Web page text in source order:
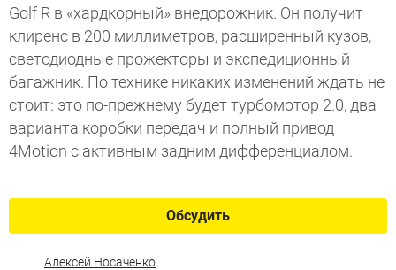
Golf R в «хардкорный» внедорожник. Он получит
клиренс в 200 миллиметров, расширенный кузов,
светодиодные прожекторы и экспедиционный
багажник. По технике никаких изменений ждать не
стоит: это по-прежнему будет турбомотор 2.0, два
варианта коробки передач и полный привод
4Motion с активным задним дифференциалом.
Обсудить
Алексей Носаченко